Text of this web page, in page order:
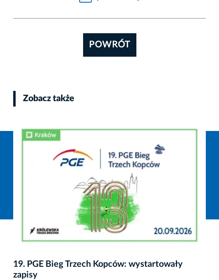
POWRÓT
Zobacz także
19. PGE Bieg Trzech Kopców: wystartowały
zapisy